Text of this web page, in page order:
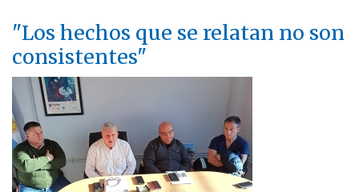
"Los hechos que se relatan no son
consistentes"